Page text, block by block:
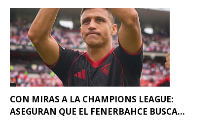
CON MIRAS A LA CHAMPIONS LEAGUE:
ASEGURAN QUE EL FENERBAHCE BUSCA...